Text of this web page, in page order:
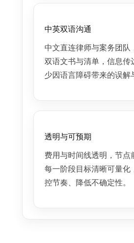
中英双语沟通
中文直连律师与案务团队
双语文书与清单，信息传
少因语言障碍带来的误解
透明与可预期
费用与时间线透明，节点
每一阶段目标清晰可量化
控节奏、降低不确定性。